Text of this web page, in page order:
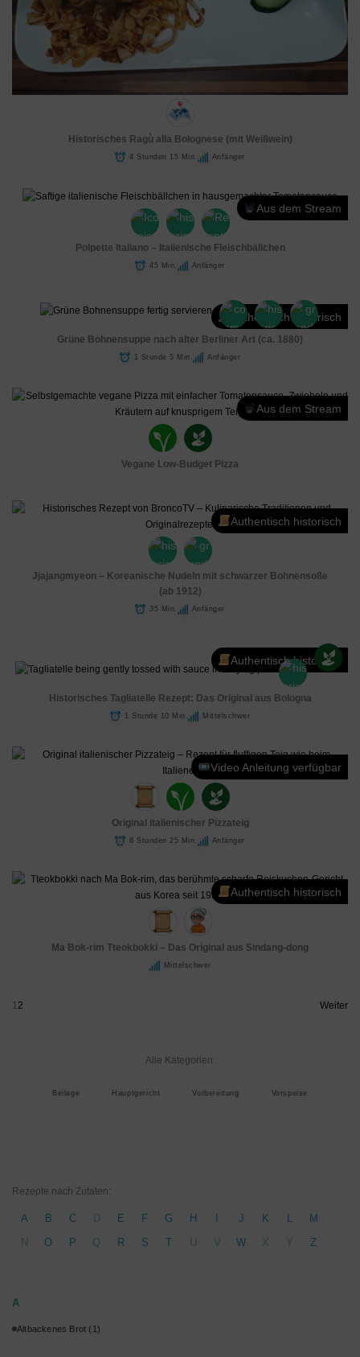
Historisches Ragù alla Bolognese (mit Weißwein)
4 Stunden 15 Min. Anfänger
Aus dem Stream
Polpette Italiano – Italienische Fleischbällchen
45 Min. Anfänger
Authentisch historisch
Grüne Bohnensuppe nach alter Berliner Art (ca. 1880)
1 Stunde 5 Min. Anfänger
Aus dem Stream
Vegane Low-Budget Pizza
Authentisch historisch
Jjajangmyeon – Koreanische Nudeln mit schwarzer Bohnensoße
(ab 1912)
35 Min. Anfänger
Authentisch historisch
Historisches Tagliatelle Rezept: Das Original aus Bologna
1 Stunde 10 Min. Mittelschwer
Video Anleitung verfügbar
Original italienischer Pizzateig
8 Stunden 25 Min. Anfänger
Authentisch historisch
Ma Bok-rim Tteokbokki – Das Original aus Sindang-dong
Mittelschwer
12 Weiter
Alle Kategorien:
Beilage Hauptgericht Vorbereitung Vorspeise
Rezepte nach Zutaten:
A B C D E F G H I J K L
M
N
O P Q R S T U V W X Y Z
A
Altbackenes Brot (1)